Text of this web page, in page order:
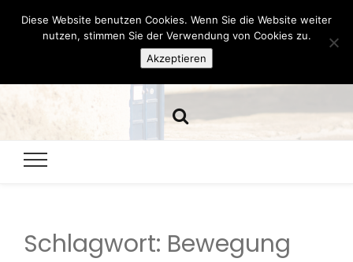
Hazamelistan
Schlagwort: Bewegung
Diese Website benutzen Cookies. Wenn Sie die Website weiter
nutzen, stimmen Sie der Verwendung von Cookies zu.
Akzeptieren